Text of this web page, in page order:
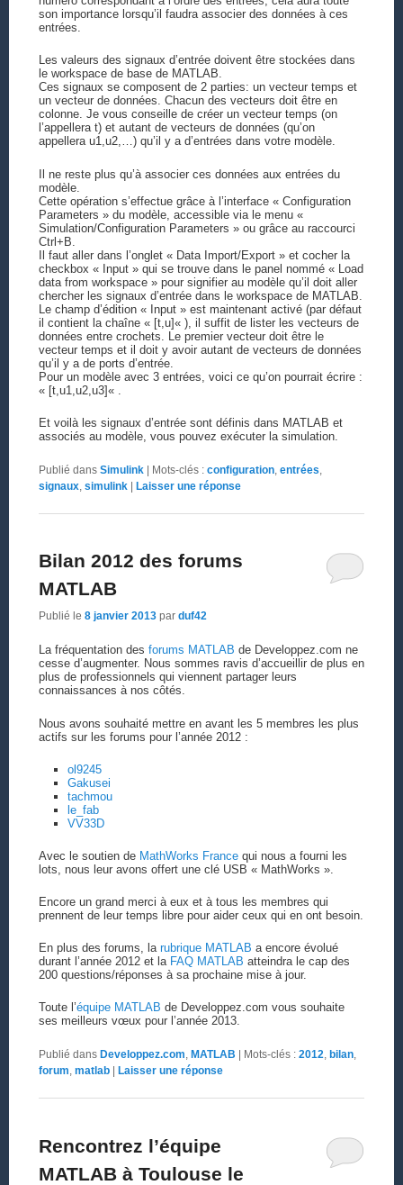
son importance lorsqu’il faudra associer des données à ces
entrées.
Les valeurs des signaux d’entrée doivent être stockées dans
le workspace de base de MATLAB.
Ces signaux se composent de 2 parties: un vecteur temps et
un vecteur de données. Chacun des vecteurs doit être en
colonne. Je vous conseille de créer un vecteur temps (on
l’appellera t) et autant de vecteurs de données (qu’on
appellera u1,u2,…) qu’il y a d’entrées dans votre modèle.
Il ne reste plus qu’à associer ces données aux entrées du
modèle.
Cette opération s’effectue grâce à l’interface « Configuration
Parameters » du modèle, accessible via le menu «
Simulation/Configuration Parameters » ou grâce au raccourci
Ctrl+B.
Il faut aller dans l’onglet « Data Import/Export » et cocher la
checkbox « Input » qui se trouve dans le panel nommé « Load
data from workspace » pour signifier au modèle qu’il doit aller
chercher les signaux d’entrée dans le workspace de MATLAB.
Le champ d’édition « Input » est maintenant activé (par défaut
il contient la chaîne « [t,u]« ), il suffit de lister les vecteurs de
données entre crochets. Le premier vecteur doit être le
vecteur temps et il doit y avoir autant de vecteurs de données
qu’il y a de ports d’entrée.
Pour un modèle avec 3 entrées, voici ce qu’on pourrait écrire :
« [t,u1,u2,u3]« .
Et voilà les signaux d’entrée sont définis dans MATLAB et
associés au modèle, vous pouvez exécuter la simulation.
Publié dans Simulink | Mots-clés : configuration, entrées
signaux, simulink | Laisser une réponse
Bilan 2012 des forums
MATLAB
Publié le 8 janvier 2013 par duf42
La fréquentation des forums MATLAB de Developpez.com ne
cesse d’augmenter. Nous sommes ravis d’accueillir de plus en
plus de professionnels qui viennent partager leurs
connaissances à nos côtés.
Nous avons souhaité mettre en avant les 5 membres les plus
actifs sur les forums pour l’année 2012 :
ol9245
Gakusei
tachmou
le_fab
VV33D
Avec le soutien de MathWorks Francequi nous a fourni les
lots, nous leur avons offert une clé USB « MathWorks ».
Encore un grand merci à eux et à tous les membres qui
prennent de leur temps libre pour aider ceux qui en ont besoin.
En plus des forums, la rubrique MATLAB a encore évolué
durant l’année 2012 et la FAQ MATLAB atteindra le cap des
200 questions/réponses à sa prochaine mise à jour.
Toute l’équipe MATLAB de Developpez.com vous souhaite
ses meilleurs vœux pour l’année 2013.
Publié dans Developpez.com, MATLAB Mots-clés : 2012, bilan,
forum, matlab Laisser une réponse
Rencontrez l’équipe
MATLAB à Toulouse le